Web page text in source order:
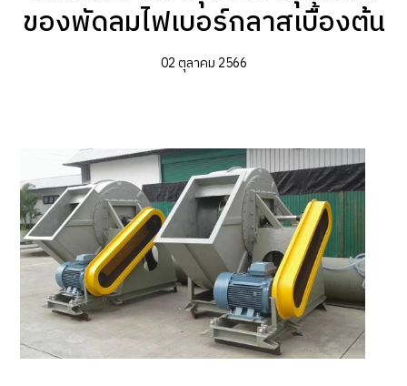
ของพัดลมไฟเบอร์กลาสเบื้องต้น
02 ตุลาคม 2566